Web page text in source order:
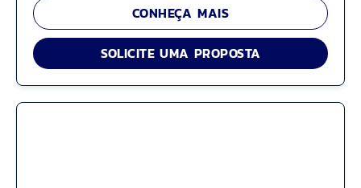
CONHEÇA MAIS
SOLICITE UMA PROPOSTA